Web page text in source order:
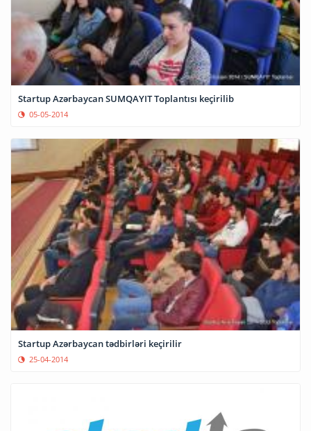
Startup Azərbaycan SUMQAYIT Toplantısı keçirilib
05-05-2014
Startup Azərbaycan tədbirləri keçirilir
25-04-2014